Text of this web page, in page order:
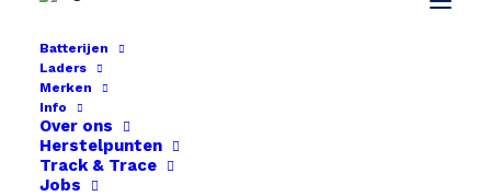
Batterijen
Laders
Merken
Info
Over ons
Herstelpunten
Track & Trace
Jobs